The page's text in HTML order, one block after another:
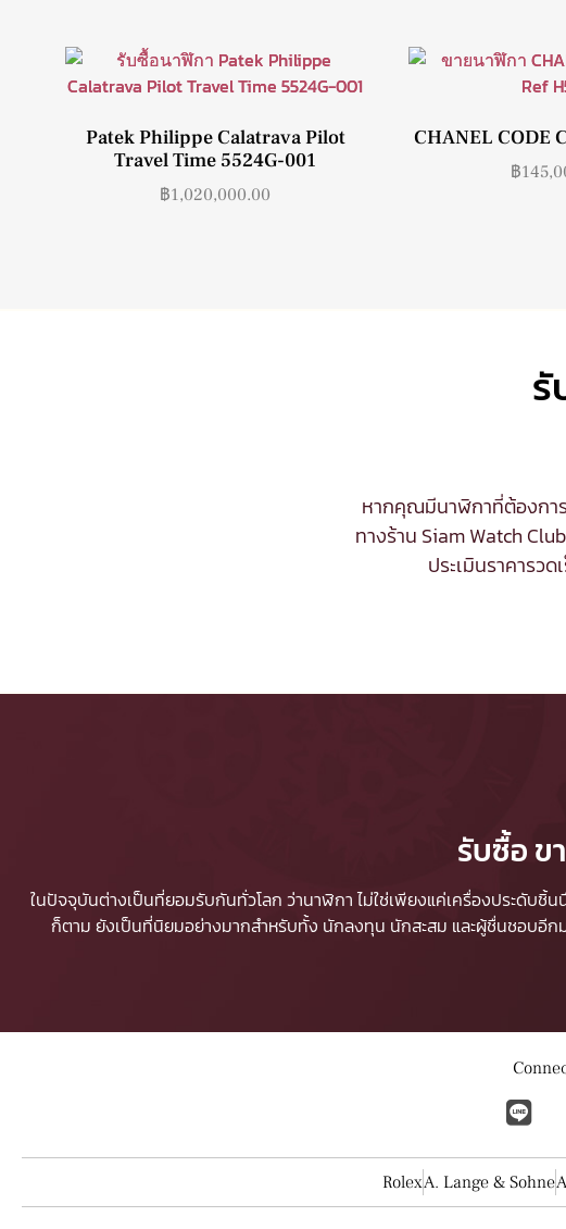
Patek Philippe Calatrava Pilot
Travel Time 5524G-001
฿1,020,000.00
CHANEL CODE
฿
รั
หากคุณมีนาฬิกาที่ต้องกา
ทางร้าน Siam Watch
ประเมินราคารว
รับซื้อ ข
ในปัจจุบันต่างเป็นที่ยอมรับกันทั่วโลก ว่านาฬิกา ไม่ใช่เพียงแค่เครื่องประดับ
ก็ตาม ยังเป็นที่นิยมอย่างมากสำหรับทั้ง นักลงทุน นักสะสม และผู้ชื่นชอบอีก
RolexA. Lange & Sohne